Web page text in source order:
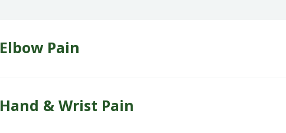
Elbow Pain
Hand & Wrist Pain